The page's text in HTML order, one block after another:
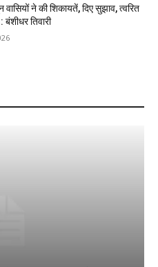
ने की शिकायतें, दिए सुझाव, त्वरित
: बंशीधर तिवारी